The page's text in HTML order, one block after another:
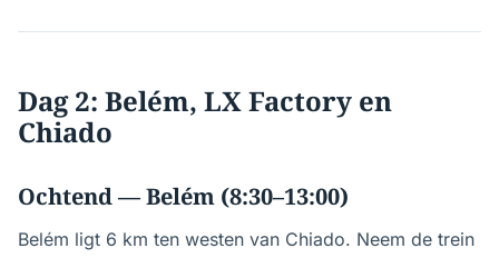
Dag 2: Belém, LX Factory en
Chiado
Ochtend — Belém (8:30–13:00)
Belém ligt 6 km ten westen van Chiado. Neem de trein